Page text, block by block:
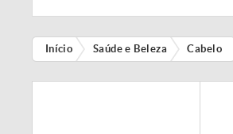
Início Saúde e Beleza Cabelo